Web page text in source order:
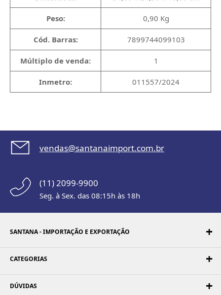
Peso: 0,90 Kg
Cód. Barras: 7899744099103
Múltiplo de venda: 1
Inmetro: 011557/2024
vendas@santanaimport.com.br
(11) 2099-9900
Seg. à Sex. das 08:15h às 18h
SANTANA - IMPORTAÇÃO E EXPORTAÇÃO
CATEGORIAS
DÚVIDAS